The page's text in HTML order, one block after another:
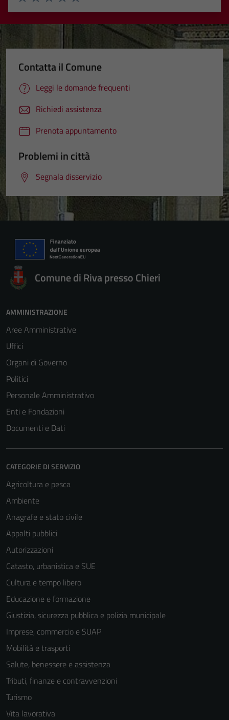
Valuta 5 stelle su 5
Valuta 4 stelle su 5
Valuta 3 stelle su 5
Valuta 2 stelle su 5
Valuta 1 stelle su 5
Contatta il Comune
Leggi le domande frequenti
Richiedi assistenza
Prenota appuntamento
Problemi in città
Segnala disservizio
Comune di Riva presso Chieri
AMMINISTRAZIONE
Aree Amministrative
Uffici
Organi di Governo
Politici
Personale Amministrativo
Enti e Fondazioni
Documenti e Dati
CATEGORIE DI SERVIZIO
Agricoltura e pesca
Ambiente
Anagrafe e stato civile
Appalti pubblici
Autorizzazioni
Catasto, urbanistica e SUE
Cultura e tempo libero
Educazione e formazione
Giustizia, sicurezza pubblica e polizia municipale
Imprese, commercio e SUAP
Mobilità e trasporti
Salute, benessere e assistenza
Tributi, finanze e contravvenzioni
Turismo
Vita lavorativa